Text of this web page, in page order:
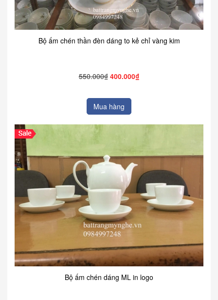
Bộ ấm chén thần đèn dáng to kẻ chỉ vàng kim
550.000₫ 400.000₫
Mua hàng
Bộ ấm chén dáng ML in logo